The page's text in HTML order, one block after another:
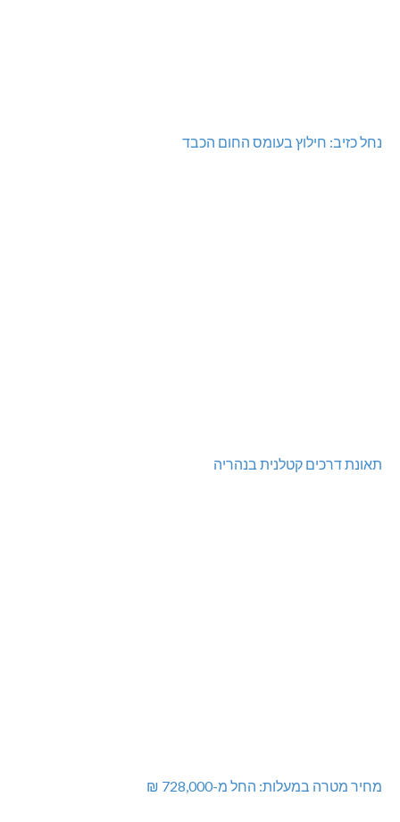
נחל כזיב: חילוץ בעומס החום הכבד
תאונת דרכים קטלנית בנהריה
מחיר מטרה במעלות: החל מ-728,000 ₪